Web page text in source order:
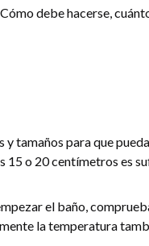
Cómo debe hacerse,
para que
15 o 20 centímetros es
el baño,
la temperatura